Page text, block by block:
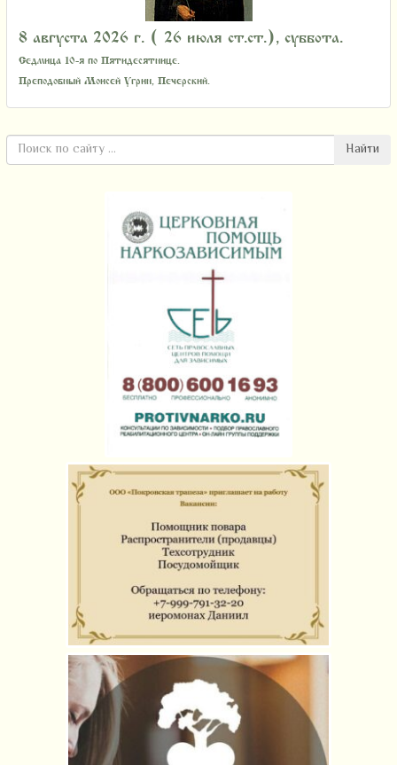
8 августа 2026 г. ( 26 июля ст.ст.), суббота.
Седмица 10-я по Пятидесятнице.
Преподобный Моисей Угрин, Печерский.
Найти